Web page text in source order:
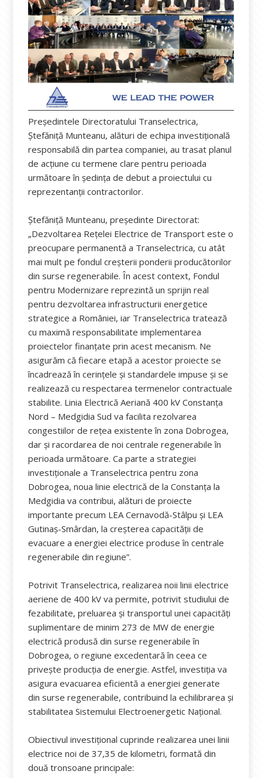
Președintele Directoratului Transelectrica,
Ștefăniță Munteanu, alături de echipa investițională
responsabilă din partea companiei, au trasat planul
de acțiune cu termene clare pentru perioada
următoare în ședința de debut a proiectului cu
reprezentanții contractorilor.
Ștefăniță Munteanu, președinte Directorat:
„Dezvoltarea Rețelei Electrice de Transport este o
preocupare permanentă a Transelectrica, cu atât
mai mult pe fondul creșterii ponderii producătorilor
din surse regenerabile. În acest context, Fondul
pentru Modernizare reprezintă un sprijin real
pentru dezvoltarea infrastructurii energetice
strategice a României, iar Transelectrica tratează
cu maximă responsabilitate implementarea
proiectelor finanțate prin acest mecanism. Ne
asigurăm că fiecare etapă a acestor proiecte se
încadrează în cerințele și standardele impuse și se
realizează cu respectarea termenelor contractuale
stabilite. Linia Electrică Aeriană 400 kV Constanța
Nord – Medgidia Sud va facilita rezolvarea
congestiilor de rețea existente în zona Dobrogea,
dar și racordarea de noi centrale regenerabile în
perioada următoare. Ca parte a strategiei
investiționale a Transelectrica pentru zona
Dobrogea, noua linie electrică de la Constanța la
Medgidia va contribui, alături de proiecte
importante precum LEA Cernavodă-Stâlpu și LEA
Gutinaș-Smârdan, la creșterea capacității de
evacuare a energiei electrice produse în centrale
regenerabile din regiune”.
Potrivit Transelectrica, realizarea noii linii electrice
aeriene de 400 kV va permite, potrivit studiului de
fezabilitate, preluarea și transportul unei capacități
suplimentare de minim 273 de MW de energie
electrică produsă din surse regenerabile în
Dobrogea, o regiune excedentară în ceea ce
privește producția de energie. Astfel, investiția va
asigura evacuarea eficientă a energiei generate
din surse regenerabile, contribuind la echilibrarea și
stabilitatea Sistemului Electroenergetic Național.
Obiectivul investițional cuprinde realizarea unei linii
electrice noi de 37,35 de kilometri, formată din
două tronsoane principale: